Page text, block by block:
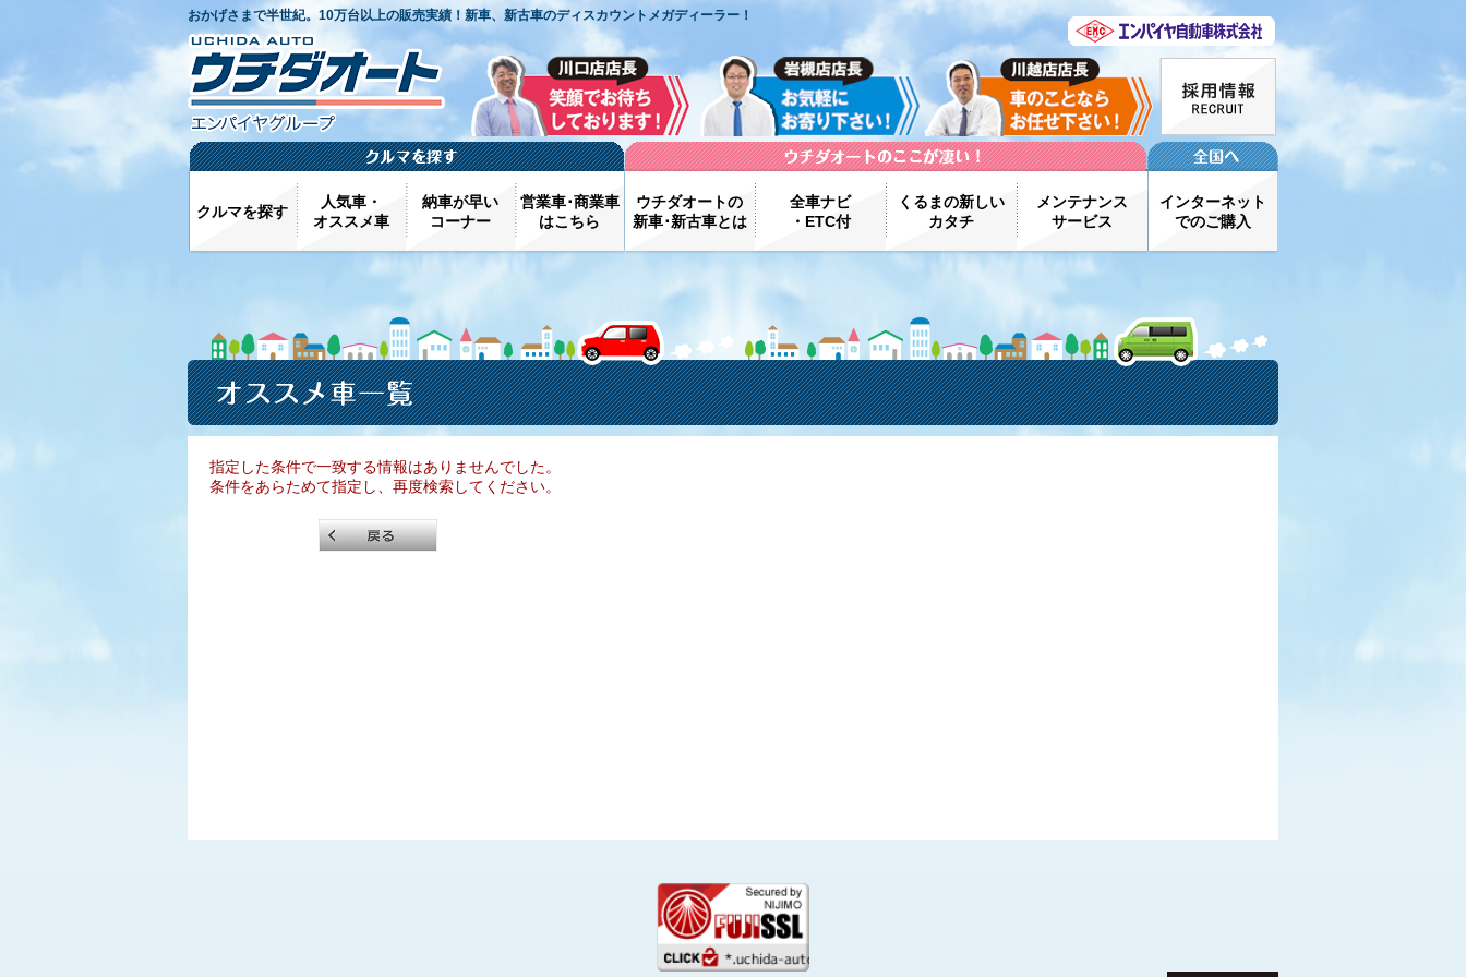
おかげさまで半世紀。10万台以上の販売実績！新車、新古車のディスカウントメガディーラー！
クルマを探す
人気車・
オススメ車
納車が早い
コーナー
営業車･商業車
はこちら
ウチダオートの
新車･新古車とは
全車ナビ
・ETC付
くるまの新しい
カタチ
メンテナンス
サービス
インターネット
でのご購入
指定した条件で一致する情報はありませんでした。
条件をあらためて指定し、再度検索してください。